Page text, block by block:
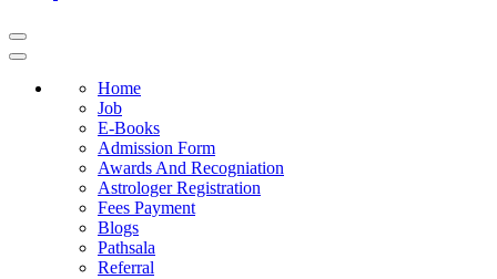
Home
Job
E-Books
Admission Form
Awards And Recogniation
Astrologer Registration
Fees Payment
Blogs
Pathsala
Referral